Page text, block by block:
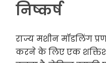
निष्कर्ष
राज्य मशीन मॉडलिंग
करने के लिए एक